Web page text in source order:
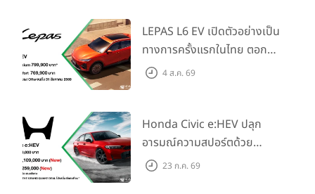
LEPAS L6 EV เปิดตัวอย่างเป็น
ทางการครั้งแรกในไทย ตอกย้ำ
วิสัยทัศน์ “Drive Your
4 ส.ค. 69
Honda Civic e:HEV ปลุก
อารมณ์ความสปอร์ตด้วย
Honda S+ Shift ครั้งแรกใน
23 ก.ค. 69